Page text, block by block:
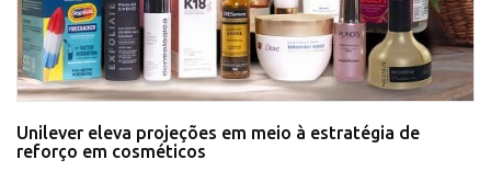
Unilever eleva projeções em meio à estratégia de
reforço em cosméticos